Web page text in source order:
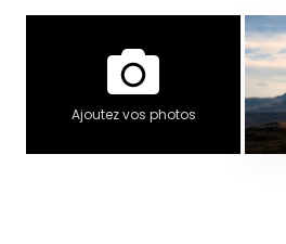
Ajoutez vos photos